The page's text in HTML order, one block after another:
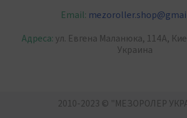
Email: mezoroller.shop@
Адреса: ул. Евгена Маланюка, 114А,
Украина
2010-2023 © "МЕЗОРОЛЕР